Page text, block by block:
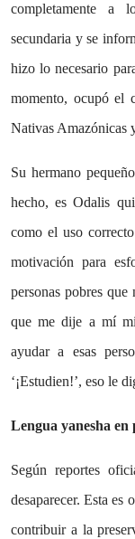
completamente a
secundaria y se
hizo lo necesario
momento, ocupó el
Nativas Amazónicas
Su hermano
hecho, es Odalis
como el uso
motivación para
personas pobres
que me dije a mí
ayudar a esas
‘¡Estudien!’, eso le
Lengua yanesha en
Según reportes
desaparecer. Esta es
contribuir a la